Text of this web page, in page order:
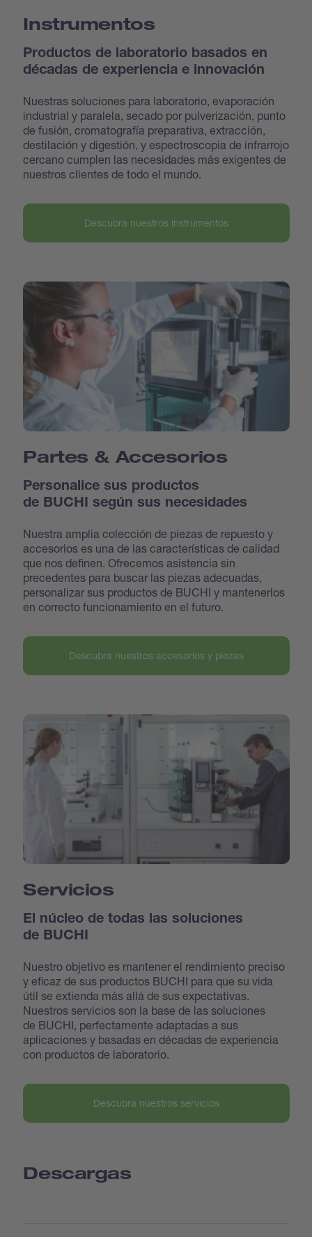
Instrumentos
Productos de laboratorio basados en
décadas de experiencia e innovación
Nuestras soluciones para laboratorio, evaporación
industrial y paralela, secado por pulverización, punto
de fusión, cromatografía preparativa, extracción,
destilación y digestión, y espectroscopia de infrarrojo
cercano cumplen las necesidades más exigentes de
nuestros clientes de todo el mundo.
Descubra nuestros instrumentos
Partes & Accesorios
Personalice sus productos
de BUCHI según sus necesidades
Nuestra amplia colección de piezas de repuesto y
accesorios es una de las características de calidad
que nos definen. Ofrecemos asistencia sin
precedentes para buscar las piezas adecuadas,
personalizar sus productos de BUCHI y mantenerlos
en correcto funcionamiento en el futuro.
Descubra nuestros accesorios y piezas
Servicios
El núcleo de todas las soluciones
de BUCHI
Nuestro objetivo es mantener el rendimiento preciso
y eficaz de sus productos BUCHI para que su vida
útil se extienda más allá de sus expectativas.
Nuestros servicios son la base de las soluciones
de BUCHI, perfectamente adaptadas a sus
aplicaciones y basadas en décadas de experiencia
con productos de laboratorio.
Descubra nuestros servicios
Descargas